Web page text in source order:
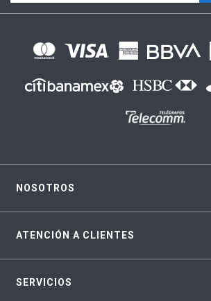
NOSOTROS
ATENCIÓN A CLIENTES
SERVICIOS